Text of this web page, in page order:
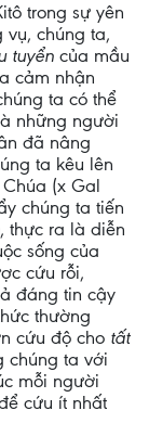
trong sự yên
chúng ta,
tuyển của mầu
cảm nhận
ta có thể
những người
đã nâng
ta kêu lên
(x Gal
chúng ta tiến
, thực ra là diễn
sống của
cứu rỗi,
đáng tin cậy
thường
cứu độ cho tất
chúng ta với
mỗi người
cứu ít nhất